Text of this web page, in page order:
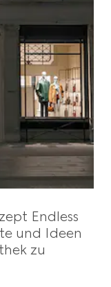
Endless
und Ideen
zu